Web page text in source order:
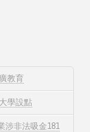
教育
學設點
涉非法吸金181